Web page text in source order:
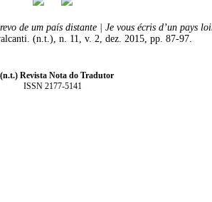
de um país distante | Je vous écris d’un pays
(n.t.), n. 11, v. 2, dez. 2015, pp. 87-97.
Revista Nota do Tradutor
ISSN 2177-5141